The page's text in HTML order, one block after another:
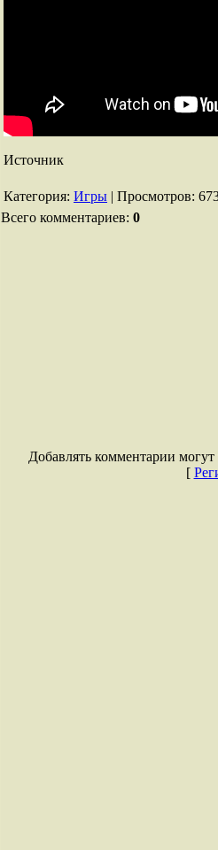
Источник
Категория: Игры | Просмотров:
Всего комментариев: 0
Добавлять комментарии могут
[